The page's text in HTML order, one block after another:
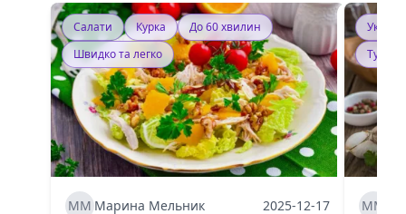
Салати Курка
До 60 хвилин
Швидко та легко
ММ Марина Мельник 2025-12-17 ММ